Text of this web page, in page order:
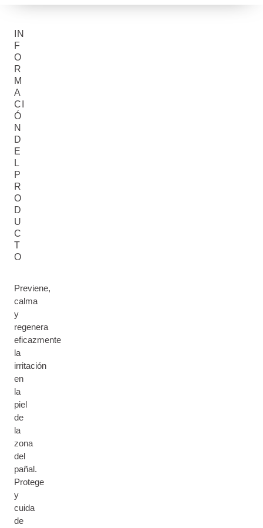
IN
F
O
R
M
A
CI
Ó
N
D
E
L
P
R
O
D
U
C
T
O
Previene,
calma
y
regenera
eficazmente
la
irritación
en
la
piel
de
la
zona
del
pañal.
Protege
y
cuida
de